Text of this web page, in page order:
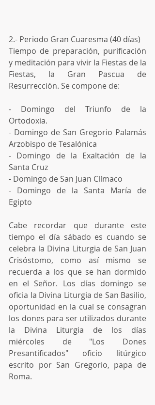
2.- Periodo Gran Cuaresma (40 días)
Tiempo de preparación, purificación
y meditación para vivir la Fiestas de la
Fiestas, la Gran Pascua de
Resurrección. Se compone de:
- Domingo del Triunfo de la
Ortodoxia.
- Domingo de San Gregorio Palamás
Arzobispo de Tesalónica
- Domingo de la Exaltación de la
Santa Cruz
- Domingo de San Juan Clímaco
- Domingo de la Santa María de
Egipto
Cabe recordar que durante este
tiempo el día sábado es cuando se
celebra la Divina Liturgia de San Juan
Crisóstomo, como así mismo se
recuerda a los que se han dormido
en el Señor. Los días domingo se
oficia la Divina Liturgia de San Basilio,
oportunidad en la cual se consagran
los dones para ser utilizados durante
la Divina Liturgia de los días
miércoles de "Los Dones
Presantificados" oficio litúrgico
escrito por San Gregorio, papa de
Roma.